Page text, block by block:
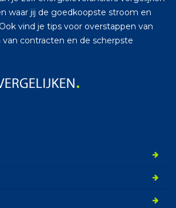
waar jij de goedkoopste stroom en
vind je tips voor overstappen van
contracten en de scherpste